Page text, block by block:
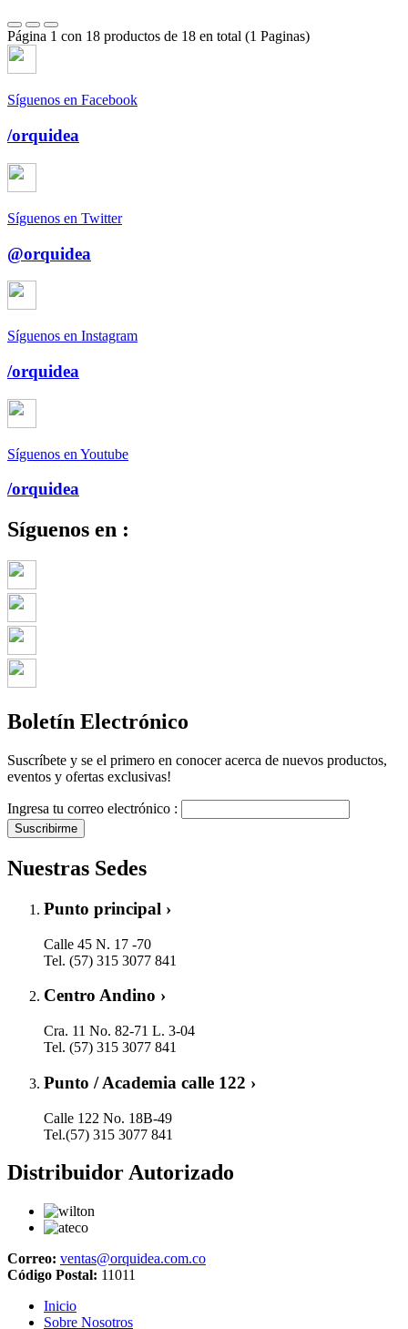
Página 1 con 18 productos de 18 en total (1 Paginas)
Síguenos en Facebook
/orquidea
Síguenos en Twitter
@orquidea
Síguenos en Instagram
/orquidea
Síguenos en Youtube
/orquidea
Síguenos en :
Boletín Electrónico
Suscríbete y se el primero en conocer acerca de nuevos productos,
eventos y ofertas exclusivas!
Ingresa tu correo electrónico :
Suscribirme
Nuestras Sedes
Punto principal ›
Calle 45 N. 17 -70
Tel. (57) 315 3077 841
Centro Andino ›
Cra. 11 No. 82-71 L. 3-04
Tel. (57) 315 3077 841
Punto / Academia calle 122 ›
Calle 122 No. 18B-49
Tel.(57) 315 3077 841
Distribuidor Autorizado
Correo: ventas@orquidea.com.co
Código Postal: 11011
Inicio
Sobre Nosotros